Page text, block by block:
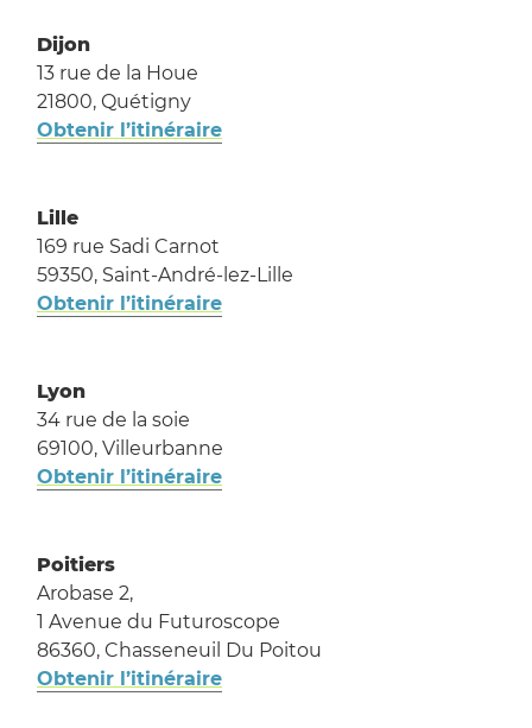
Dijon
13 rue de la Houe
21800, Quétigny
Obtenir l’itinéraire
Lille
169 rue Sadi Carnot
59350, Saint-André-lez-Lille
Obtenir l’itinéraire
Lyon
34 rue de la soie
69100, Villeurbanne
Obtenir l’itinéraire
Poitiers
Arobase 2,
1 Avenue du Futuroscope
86360, Chasseneuil Du Poitou
Obtenir l’itinéraire